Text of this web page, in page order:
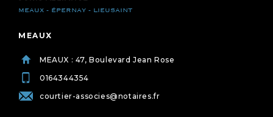
MEAUX - ÉPERNAY - LIEUSAINT
MEAUX
MEAUX : 47, Boulevard Jean Rose
0164344354
courtier-associes@notaires.fr